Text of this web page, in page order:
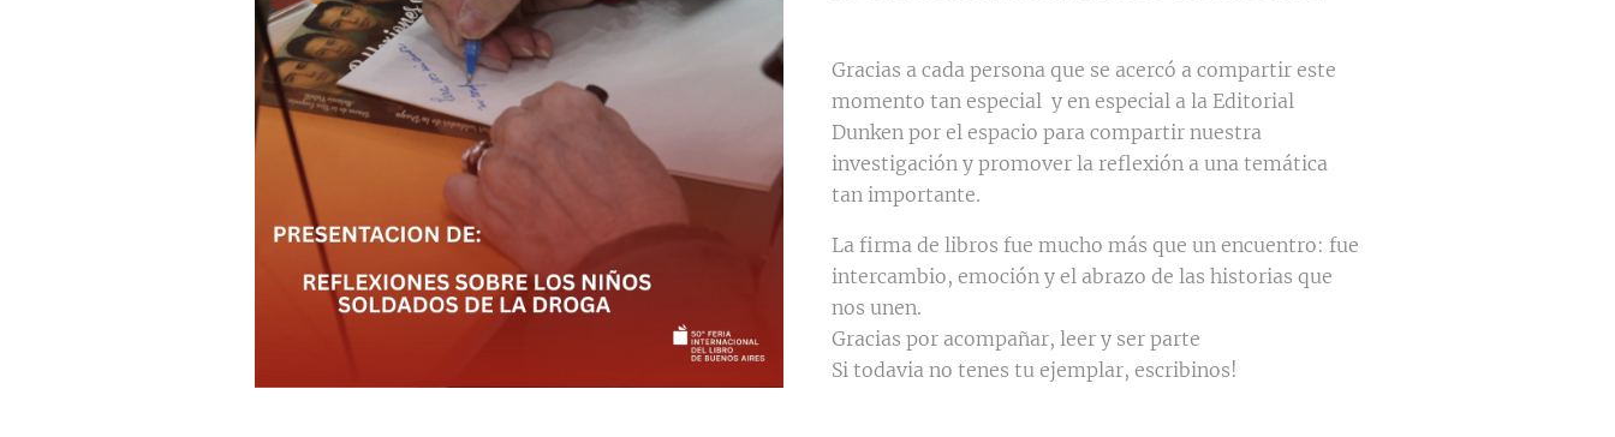
Gracias a cada persona que se acercó a compartir este
momento tan especial y en especial a la Editorial
Dunken por el espacio para compartir nuestra
investigación y promover la reflexión a una temática
tan importante.
La firma de libros fue mucho más que un encuentro: fue
intercambio, emoción y el abrazo de las historias que
nos unen.
Gracias por acompañar, leer y ser parte
Si todavia no tenes tu ejemplar, escribinos!